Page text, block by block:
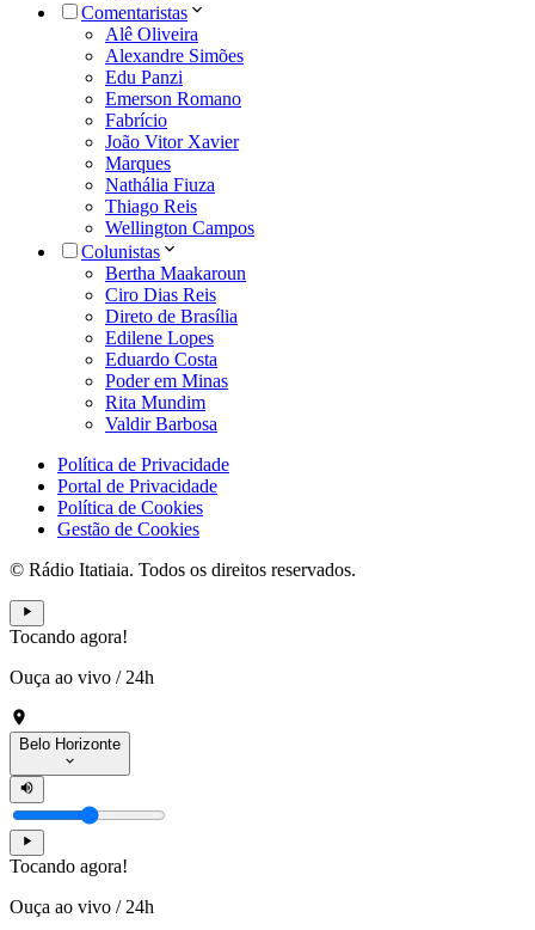
Comentaristas
Alê Oliveira
Alexandre Simões
Edu Panzi
Emerson Romano
Fabrício
João Vitor Xavier
Marques
Nathália Fiuza
Thiago Reis
Wellington Campos
Colunistas
Bertha Maakaroun
Ciro Dias Reis
Direto de Brasília
Edilene Lopes
Eduardo Costa
Poder em Minas
Rita Mundim
Valdir Barbosa
Política de Privacidade
Portal de Privacidade
Política de Cookies
Gestão de Cookies
© Rádio Itatiaia. Todos os direitos reservados.
Tocando agora!
Ouça ao vivo / 24h
Belo Horizonte
Tocando agora!
Ouça ao vivo / 24h